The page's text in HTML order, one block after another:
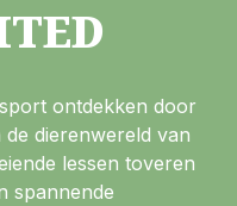
ontdekken door
dierenwereld van
lessen toveren
spannende